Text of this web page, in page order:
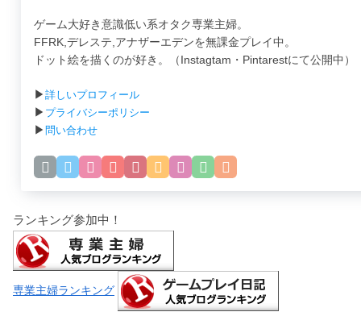
ゲーム大好き意識低い系オタク専業主婦。
FFRK,デレステ,アナザーエデンを無課金プレイ中。
ドット絵を描くのが好き。（Instagtam・Pintarestにて公開中）
▶ 詳しいプロフィール
▶ プライバシーポリシー
▶ 問い合わせ
ランキング参加中！
専業主婦ランキング